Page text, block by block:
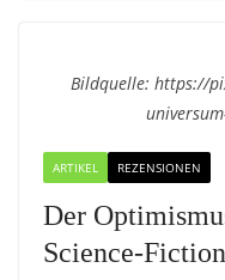
Bildquelle: https://
ARTIKEL REZENSIONEN
Der
Science-